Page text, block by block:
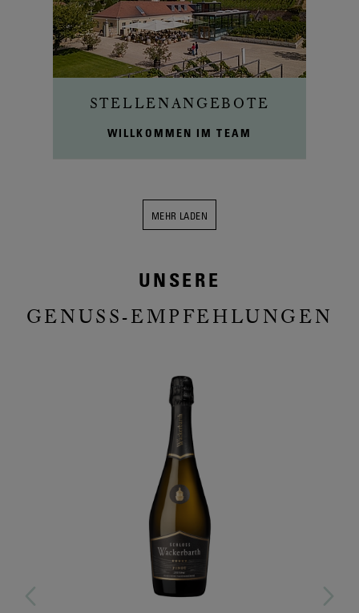
STELLENANGEBOTE
WILLKOMMEN IM TEAM
MEHR LADEN
UNSERE
GENUSS-EMPFEHLUNGEN